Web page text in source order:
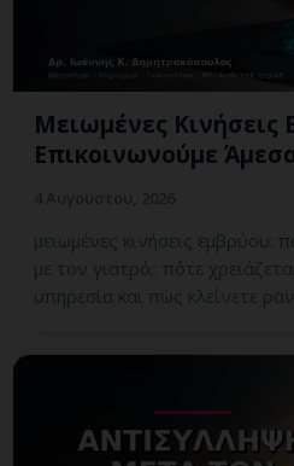
Μειωμένες Κινήσεις
Επικοινωνούμε
μειωμένες κινήσεις εμβρύου:
με τον γιατρό;: πότε
υπηρεσία και πώς κλείνετε